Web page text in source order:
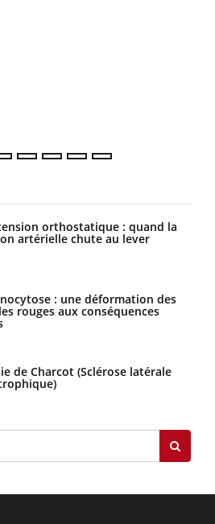
orthostatique : quand la
artérielle chute au lever
: une déformation des
rouges aux conséquences
de Charcot (Sclérose latérale